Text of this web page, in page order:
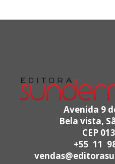
Avenida 9
Bela vista,
CEP
+55 11